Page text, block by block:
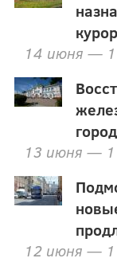
14 июня —
13 июня —
12 июня —